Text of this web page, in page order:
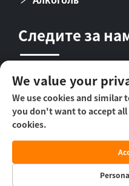
Следите за
Правообладатель ©
Pharmaceutical
We value your
We use cookies and
you don't want to accept all
cookies.